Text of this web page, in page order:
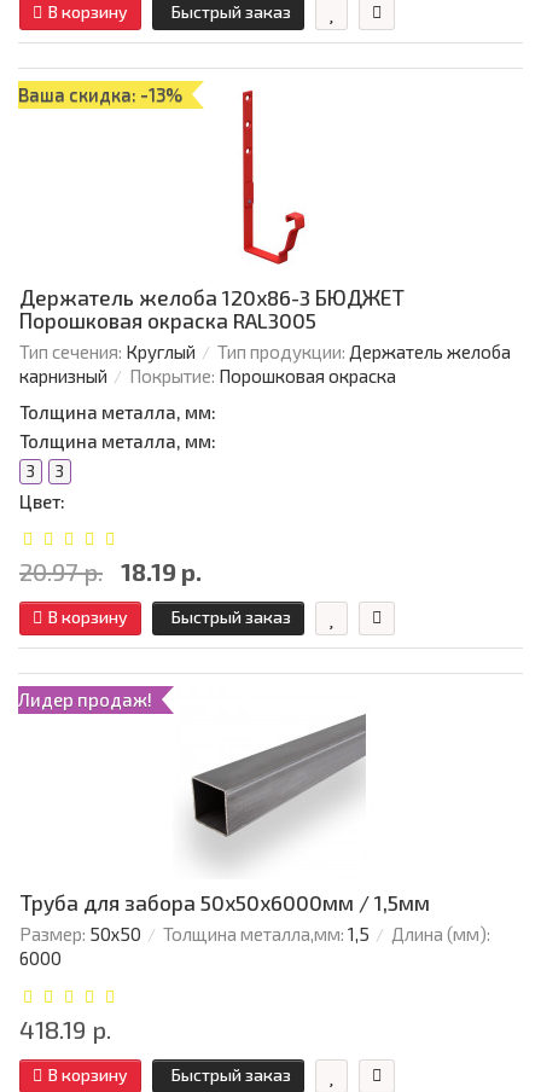
В корзину Быстрый заказ
Ваша скидка: -13%
Держатель желоба 120х86-3 БЮДЖЕТ
Порошковая окраска RAL3005
Тип сечения: Круглый Тип продукции: Держатель желоба
карнизный
Покрытие: Порошковая окраска
Толщина металла, мм:
Толщина металла, мм:
3 3
Цвет:
20.97 р. 18.19 р.
В корзину Быстрый заказ
Лидер продаж!
Труба для забора 50х50x6000мм / 1,5мм
Размер: 50х50 Толщина металла,мм: 1,5
Длина (мм):
6000
418.19 р.
В корзину Быстрый заказ